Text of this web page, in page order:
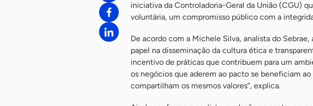
iniciativa da Controladoria-Geral da União (CGU)
voluntária, um compromisso público com a
De acordo com a Michele Silva, analista do
papel na disseminação da cultura ética e
incentivo de práticas que contribuem para um
os negócios que aderem ao pacto se beneficiam
compartilham os mesmos valores”, explica.